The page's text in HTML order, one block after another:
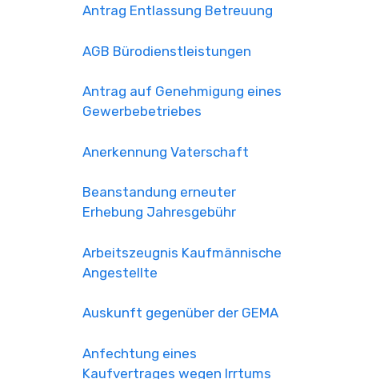
Antrag Entlassung Betreuung
AGB Bürodienstleistungen
Antrag auf Genehmigung eines
Gewerbebetriebes
Anerkennung Vaterschaft
Beanstandung erneuter
Erhebung Jahresgebühr
Arbeitszeugnis Kaufmännische
Angestellte
Auskunft gegenüber der GEMA
Anfechtung eines
Kaufvertrages wegen Irrtums